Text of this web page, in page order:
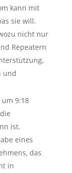
kann mit
sie will.
nicht nur
Repeatern
und
um 9:18
ist.
eines
das
in